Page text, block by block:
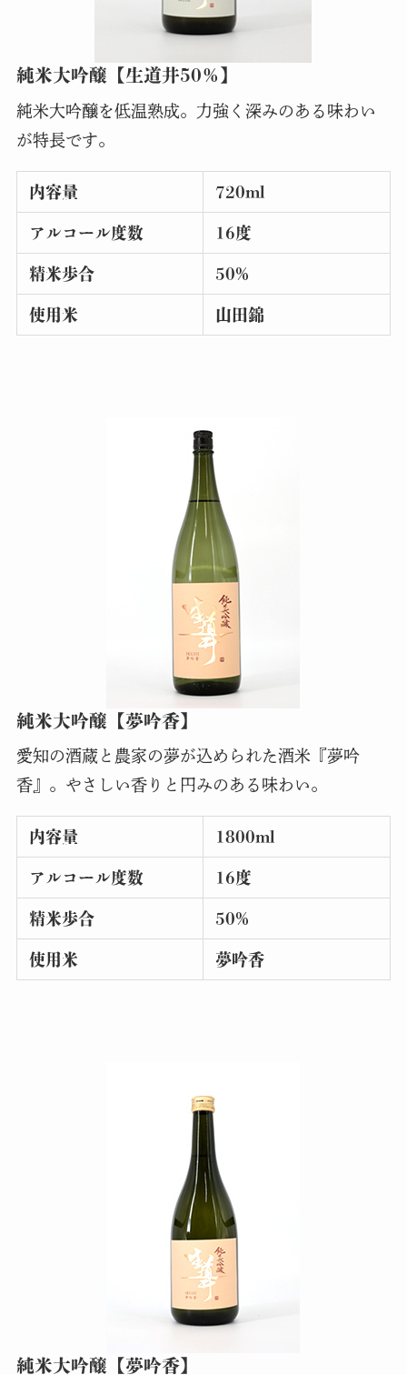
純米大吟醸【生道井50％】
純米大吟醸を低温熟成。力強く深みのある味わい
が特長です。
内容量 720ml
アルコール度数 16度
精米歩合 50%
使用米 山田錦
純米大吟醸【夢吟香】
愛知の酒蔵と農家の夢が込められた酒米『夢吟
香』。やさしい香りと円みのある味わい。
内容量 1800ml
アルコール度数 16度
精米歩合 50%
使用米 夢吟香
純米大吟醸【夢吟香】